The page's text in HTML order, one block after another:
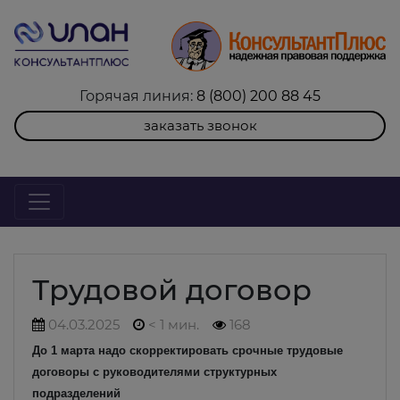
Горячая линия: 8 (800) 200 88 45
заказать звонок
Трудовой договор
04.03.2025 < 1 мин. 168
До 1 марта надо скорректировать срочные трудовые
договоры с руководителями структурных
подразделений